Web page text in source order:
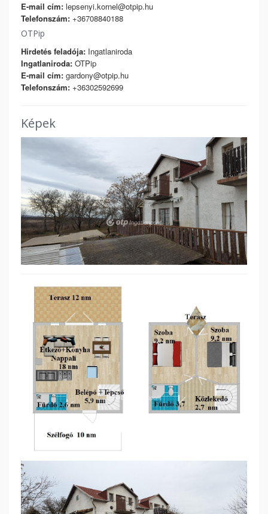
E-mail cím: lepsenyi.kornel@otpip.hu
Telefonszám: +36708840188
OTPip
Hirdetés feladója: Ingatlaniroda
Ingatlaniroda: OTPip
E-mail cím: gardony@otpip.hu
Telefonszám: +36302592699
Képek